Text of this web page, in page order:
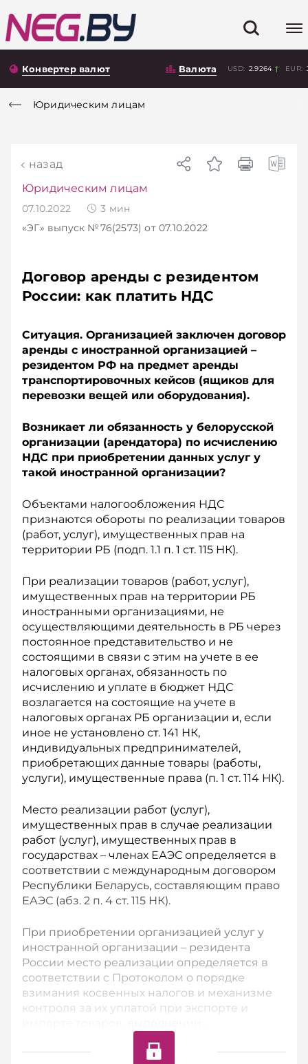
Конвертер валют Валюта USD: 2.9264 EUR:
Юридическим лицам
назад
Юридическим лицам
07.10.2022 3 мин
«ЭГ» выпуск №76(2573) от 07.10.2022
Договор аренды с резидентом
России: как платить НДС
Ситуация. Организацией заключен договор
аренды с иностранной организацией –
резидентом РФ на предмет аренды
транспортировочных кейсов (ящиков для
перевозки вещей или оборудования).
Возникает ли обязанность у белорусской
организации (арендатора) по исчислению
НДС при приобретении данных услуг у
такой иностранной организации?
Объектами налогообложения НДС
признаются обороты по реализации товаров
(работ, услуг), имущественных прав на
территории РБ (подп. 1.1 п. 1 ст. 115 НК).
При реализации товаров (работ, услуг),
имущественных прав на территории РБ
иностранными организациями, не
осуществляющими деятельность в РБ через
постоянное представительство и не
состоящими в связи с этим на учете в ее
налоговых органах, обязанность по
исчислению и уплате в бюджет НДС
возлагается на состоящие на учете в
налоговых органах РБ организации и, если
иное не установлено ст. 141 НК,
индивидуальных предпринимателей,
приобретающих данные товары (работы,
услуги), имущественные права (п. 1 ст. 114 НК).
Место реализации работ (услуг),
имущественных прав в случае реализации
работ (услуг), имущественных прав в
государствах – членах ЕАЭС определяется в
соответствии с международным договором
Рес­публики Беларусь, составляющим право
ЕАЭС (абз. 2 п. 4 ст. 115 НК).
При приобретении организацией услуг у
иностранной организации – резидента
России место реализации определяется в
соответствии c Протоколом о порядке
взимания косвенных налогов и механизме
контроля за их уплатой при экспорте и